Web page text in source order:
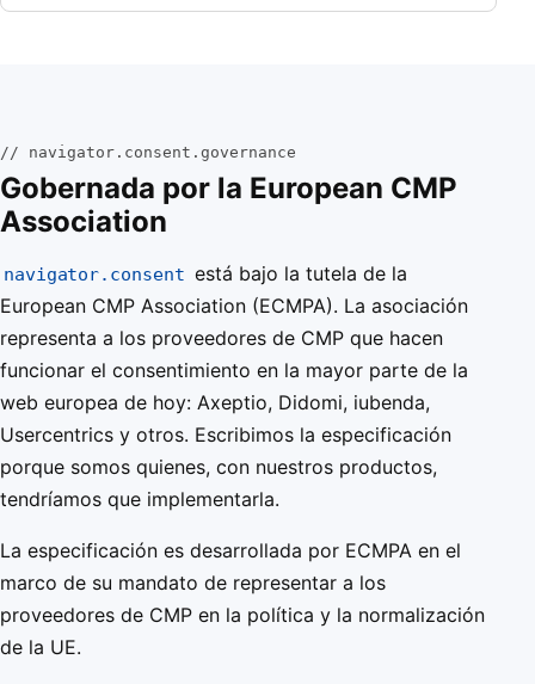
// navigator.consent.governance
Gobernada por la European CMP
Association
navigator.consent está bajo la tutela de la
European CMP Association (ECMPA). La asociación
representa a los proveedores de CMP que hacen
funcionar el consentimiento en la mayor parte de la
web europea de hoy: Axeptio, Didomi, iubenda,
Usercentrics y otros. Escribimos la especificación
porque somos quienes, con nuestros productos,
tendríamos que implementarla.
La especificación es desarrollada por ECMPA en el
marco de su mandato de representar a los
proveedores de CMP en la política y la normalización
de la UE.